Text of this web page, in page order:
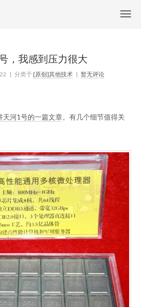
，我感到压力很大
| 分类于[原创]其他技术 | 暂无评论
天河1号的一篇文章。有几个细节值得关